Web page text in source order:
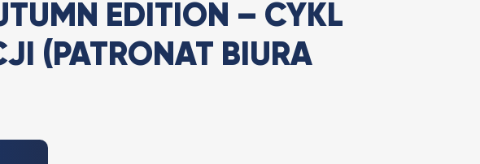
EDITION – CYKL
(PATRONAT BIURA